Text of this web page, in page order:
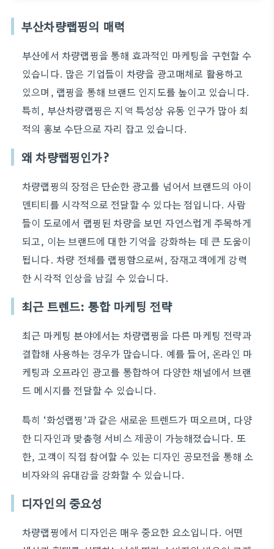
부산차량랩핑의 매력
부산에서 차량랩핑을 통해 효과적인 마케팅을 구현할 수
있습니다. 많은 기업들이 차량을 광고매체로 활용하고
있으며, 랩핑을 통해 브랜드 인지도를 높이고 있습니다.
특히, 부산차량랩핑은 지역 특성상 유동 인구가 많아 최
적의 홍보 수단으로 자리 잡고 있습니다.
왜 차량랩핑인가?
차량랩핑의 장점은 단순한 광고를 넘어서 브랜드의 아이
덴티티를 시각적으로 전달할 수 있다는 점입니다. 사람
들이 도로에서 랩핑된 차량을 보면 자연스럽게 주목하게
되고, 이는 브랜드에 대한 기억을 강화하는 데 큰 도움이
됩니다. 차량 전체를 랩핑함으로써, 잠재고객에게 강력
한 시각적 인상을 남길 수 있습니다.
최근 트렌드: 통합 마케팅 전략
최근 마케팅 분야에서는 차량랩핑을 다른 마케팅 전략과
결합해 사용하는 경우가 많습니다. 예를 들어, 온라인 마
케팅과 오프라인 광고를 통합하여 다양한 채널에서 브랜
드 메시지를 전달할 수 있습니다.
특히 ‘화성랩핑’과 같은 새로운 트렌드가 떠오르며, 다양
한 디자인과 맞춤형 서비스 제공이 가능해졌습니다. 또
한, 고객이 직접 참여할 수 있는 디자인 공모전을 통해 소
비자와의 유대감을 강화할 수 있습니다.
디자인의 중요성
차량랩핑에서 디자인은 매우 중요한 요소입니다. 어떤